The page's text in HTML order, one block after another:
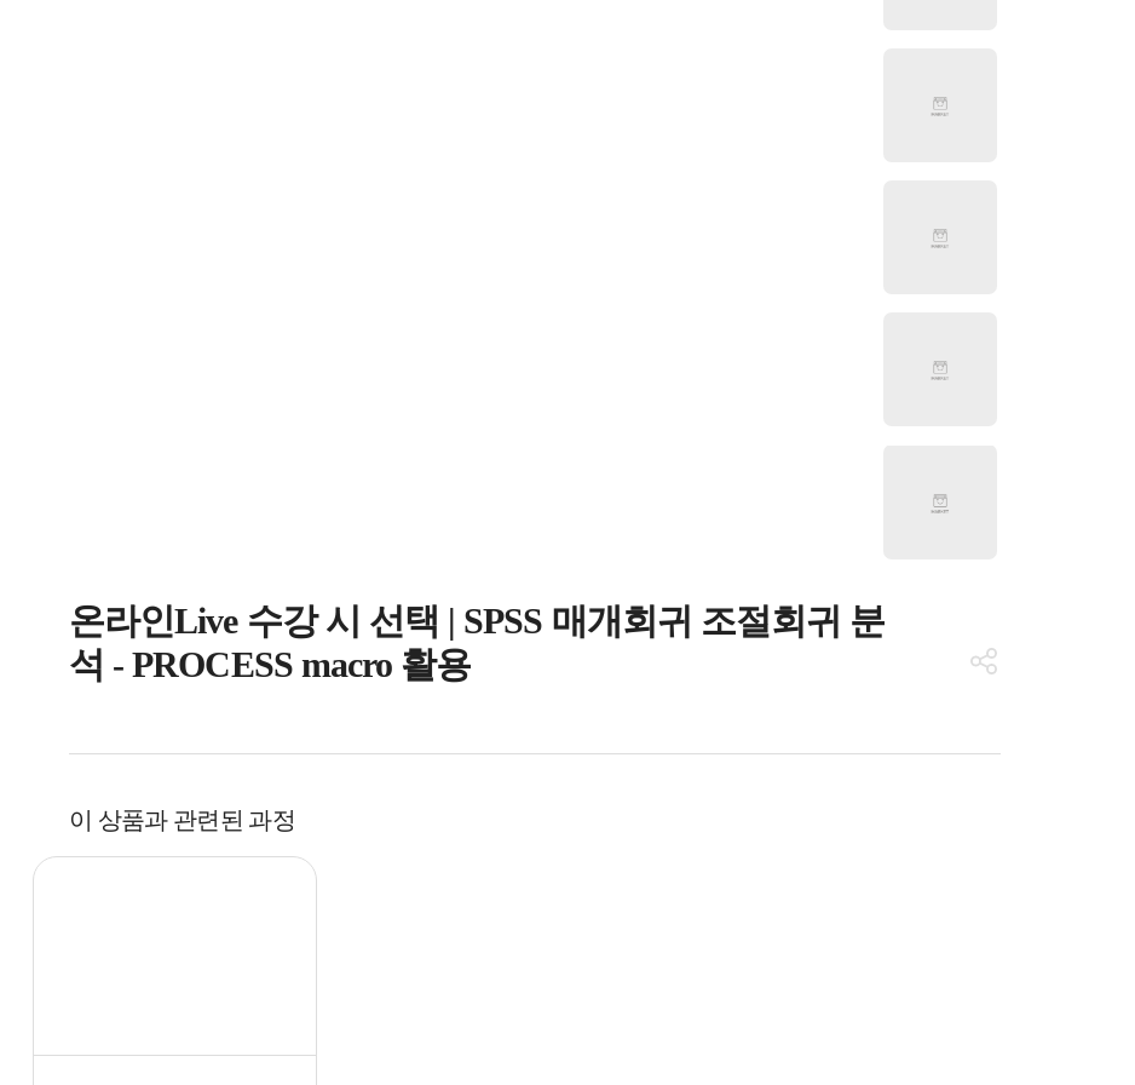
온라인Live 수강 시 선택 | SPSS 매개회귀 조절회귀 분
석 - PROCESS macro 활용
이 상품과 관련된 과정